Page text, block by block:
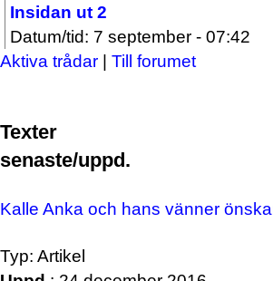
Insidan ut 2
Datum/tid: 7 september - 07:42
Aktiva trådar | Till forumet
Texter
senaste/uppd.
Kalle Anka och hans vänner
Typ: Artikel